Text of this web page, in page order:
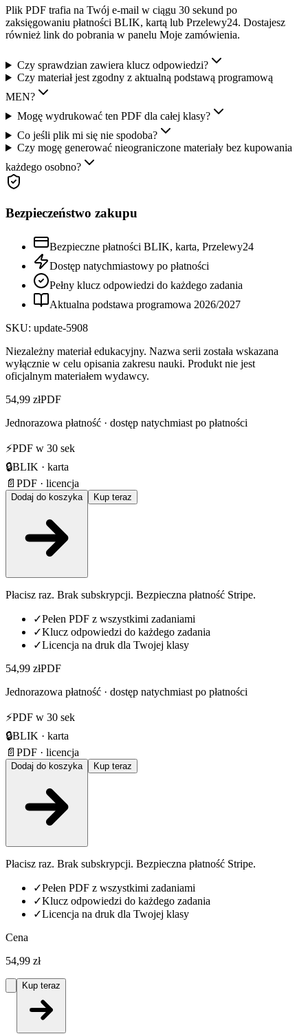
Plik PDF trafia na Twój e-mail w ciągu 30 sekund po
zaksięgowaniu płatności BLIK, kartą lub Przelewy24. Dostajesz
również link do pobrania w panelu Moje zamówienia.
Czy sprawdzian zawiera klucz odpowiedzi?
Czy materiał jest zgodny z aktualną podstawą programową
MEN?
Mogę wydrukować ten PDF dla całej klasy?
Co jeśli plik mi się nie spodoba?
Czy mogę generować nieograniczone materiały bez kupowania
każdego osobno?
Bezpieczeństwo zakupu
Bezpieczne płatności BLIK, karta, Przelewy24
Dostęp natychmiastowy po płatności
Pełny klucz odpowiedzi do każdego zadania
Aktualna podstawa programowa 2026/2027
SKU: update-5908
Niezależny materiał edukacyjny. Nazwa serii została wskazana
wyłącznie w celu opisania zakresu nauki. Produkt nie jest
oficjalnym materiałem wydawcy.
54,99 złPDF
Jednorazowa płatność · dostęp natychmiast po płatności
⚡PDF w 30 sek
🔒BLIK · karta
📄 PDF · licencja
Dodaj do koszyka Kup teraz
Płacisz raz. Brak subskrypcji. Bezpieczna płatność Stripe.
✓Pełen PDF z wszystkimi zadaniami
✓Klucz odpowiedzi do każdego zadania
✓Licencja na druk dla Twojej klasy
54,99 złPDF
Jednorazowa płatność · dostęp natychmiast po płatności
⚡PDF w 30 sek
🔒BLIK · karta
📄 PDF · licencja
Dodaj do koszyka Kup teraz
Płacisz raz. Brak subskrypcji. Bezpieczna płatność Stripe.
✓Pełen PDF z wszystkimi zadaniami
✓Klucz odpowiedzi do każdego zadania
✓Licencja na druk dla Twojej klasy
Cena
54,99 zł
Kup teraz